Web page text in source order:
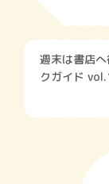
週末は書店
クガイド